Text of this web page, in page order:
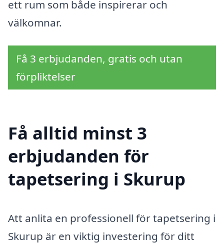
ett rum som både inspirerar och
välkomnar.
Få 3 erbjudanden, gratis och utan
förpliktelser
Få alltid minst 3
erbjudanden för
tapetsering i Skurup
Att anlita en professionell för tapetsering i
Skurup är en viktig investering för ditt